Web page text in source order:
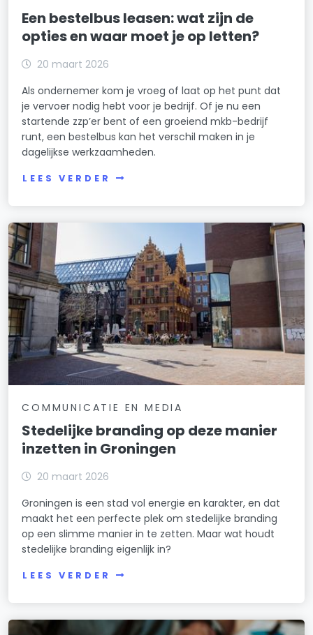
Een bestelbus leasen: wat zijn de
opties en waar moet je op letten?
20 maart 2026
Als ondernemer kom je vroeg of laat op het punt dat
je vervoer nodig hebt voor je bedrijf. Of je nu een
startende zzp’er bent of een groeiend mkb-bedrijf
runt, een bestelbus kan het verschil maken in je
dagelijkse werkzaamheden.
LEES VERDER
COMMUNICATIE EN MEDIA
Stedelijke branding op deze manier
inzetten in Groningen
20 maart 2026
Groningen is een stad vol energie en karakter, en dat
maakt het een perfecte plek om stedelijke branding
op een slimme manier in te zetten. Maar wat houdt
stedelijke branding eigenlijk in?
LEES VERDER